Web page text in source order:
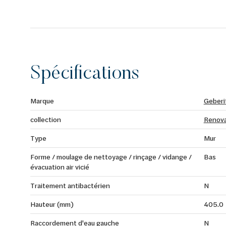
Spécifications
Marque
collection
Type
Mur
Forme / moulage de nettoyage / rinçage / vidange /
évacuation air vicié
Bas
Traitement antibactérien
N
Hauteur (mm)
405.0
Raccordement d'eau gauche
N